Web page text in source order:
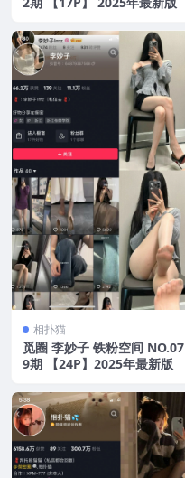
相扑猫
觅圈 李妙子 铁粉空间 NO.07
9期 【24P】2025年最新版